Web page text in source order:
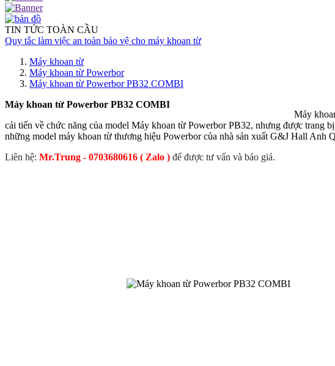
TIN TỨC TOÀN CẦU
Quy tắc làm việc an toàn bảo vệ cho máy khoan từ
Máy khoan từ
Máy khoan từ Powerbor
Máy khoan từ Powerbor PB32 COMBI
Máy khoan từ Powerbor PB32 COMBI
Máy
cải tiến về chức năng của model Máy khoan từ Powerbor PB32, nhưng được trang
những model máy khoan từ thương hiệu Powerbor của nhà sản xuất G&J Hall Anh
Liên hệ: Mr.Trung - 0703680616 ( Zalo ) để được tư vấn và báo giá.